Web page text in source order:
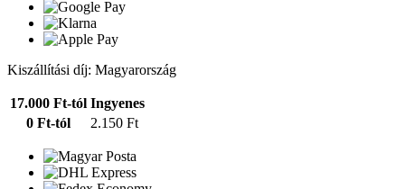
Kiszállítási díj: Magyarország
17.000 Ft-tól Ingyenes
0 Ft-tól
2.150 Ft